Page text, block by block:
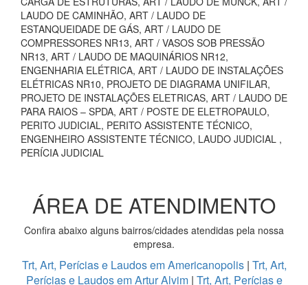
LAUDO DE CAMINHÃO, ART / LAUDO DE
ESTANQUEIDADE DE GÁS, ART / LAUDO DE
COMPRESSORES NR13, ART / VASOS SOB PRESSÃO
NR13, ART / LAUDO DE MAQUINÁRIOS NR12,
ENGENHARIA ELÉTRICA, ART / LAUDO DE INSTALAÇÕES
ELÉTRICAS NR10, PROJETO DE DIAGRAMA UNIFILAR,
PROJETO DE INSTALAÇÕES ELETRICAS, ART / LAUDO DE
PARA RAIOS – SPDA, ART / POSTE DE ELETROPAULO,
PERITO JUDICIAL, PERITO ASSISTENTE TÉCNICO,
ENGENHEIRO ASSISTENTE TÉCNICO, LAUDO JUDICIAL ,
PERÍCIA JUDICIAL
ÁREA DE ATENDIMENTO
Confira abaixo alguns bairros/cidades atendidas pela nossa
empresa.
Trt, Art, Perícias e Laudos em Americanopolis | Trt, Art,
Perícias e Laudos em Artur Alvim | Trt, Art, Perícias e